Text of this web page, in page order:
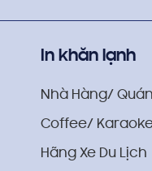
In khăn lạnh
Nhà Hàng/
Coffee/
Hãng Xe Du Lịch